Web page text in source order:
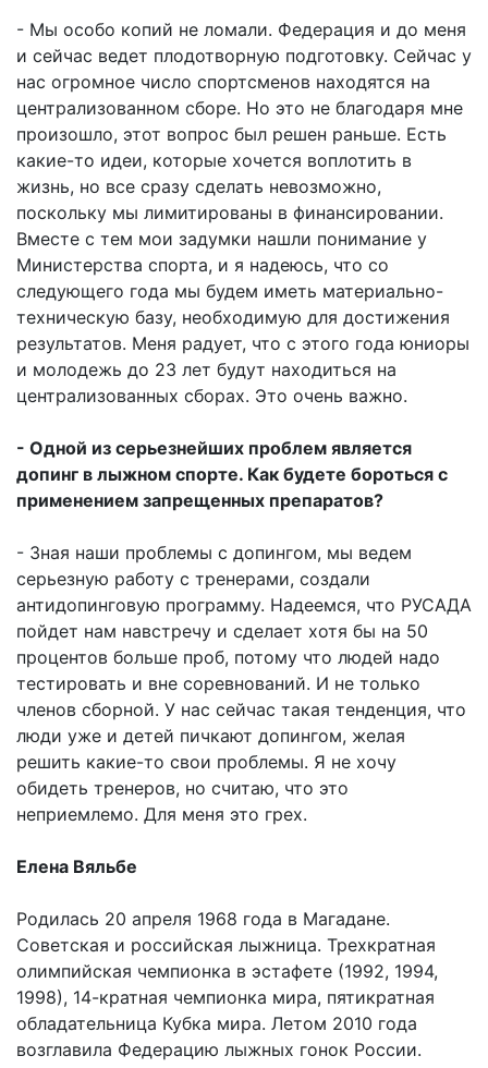
- Мы особо копий не ломали. Федерация и до меня
и сейчас ведет плодотворную подготовку. Сейчас у
нас огромное число спортсменов находятся на
централизованном сборе. Но это не благодаря мне
произошло, этот вопрос был решен раньше. Есть
какие-то идеи, которые хочется воплотить в
жизнь, но все сразу сделать невозможно,
поскольку мы лимитированы в финансировании.
Вместе с тем мои задумки нашли понимание у
Министерства спорта, и я надеюсь, что со
следующего года мы будем иметь материально-
техническую базу, необходимую для достижения
результатов. Меня радует, что с этого года юниоры
и молодежь до 23 лет будут находиться на
централизованных сборах. Это очень важно.
- Одной из серьезнейших проблем является
допинг в лыжном спорте. Как будете бороться с
применением запрещенных препаратов?
- Зная наши проблемы с допингом, мы ведем
серьезную работу с тренерами, создали
антидопинговую программу. Надеемся, что РУСАДА
пойдет нам навстречу и сделает хотя бы на 50
процентов больше проб, потому что людей надо
тестировать и вне соревнований. И не только
членов сборной. У нас сейчас такая тенденция, что
люди уже и детей пичкают допингом, желая
решить какие-то свои проблемы. Я не хочу
обидеть тренеров, но считаю, что это
неприемлемо. Для меня это грех.
Елена Вяльбе
Родилась 20 апреля 1968 года в Магадане.
Советская и российская лыжница. Трехкратная
олимпийская чемпионка в эстафете (1992, 1994,
1998), 14-кратная чемпионка мира, пятикратная
обладательница Кубка мира. Летом 2010 года
возглавила Федерацию лыжных гонок России.